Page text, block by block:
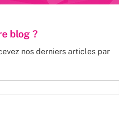
blog ?
nos derniers articles par